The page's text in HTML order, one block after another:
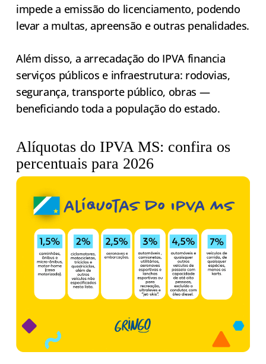
impede a emissão do licenciamento, podendo
levar a multas, apreensão e outras penalidades.
Além disso, a arrecadação do IPVA financia
serviços públicos e infraestrutura: rodovias,
segurança, transporte público, obras —
beneficiando toda a população do estado.
Alíquotas do IPVA MS: confira os
percentuais para 2026